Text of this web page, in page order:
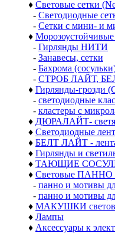
♦ Световые сетки
- Светодиодные
- Сетки с мини- и
♦
- Гирлянды НИТИ
- Занавесы, сетки
- Бахрома
- СТРОБ ЛАЙТ,
♦ Гирлянды-грозди
- светодиодные
- кластеры с
♦ ДЮРАЛАЙТ-
♦ Светодиодные
♦ БЕЛТ ЛАЙТ -
♦ Гирлянды и
♦ ТАЮЩИЕ
♦ Световые
- панно и мотивы
- панно и мотивы
♦ МАКУШКИ
♦ Лампы
♦ Аксессуары к